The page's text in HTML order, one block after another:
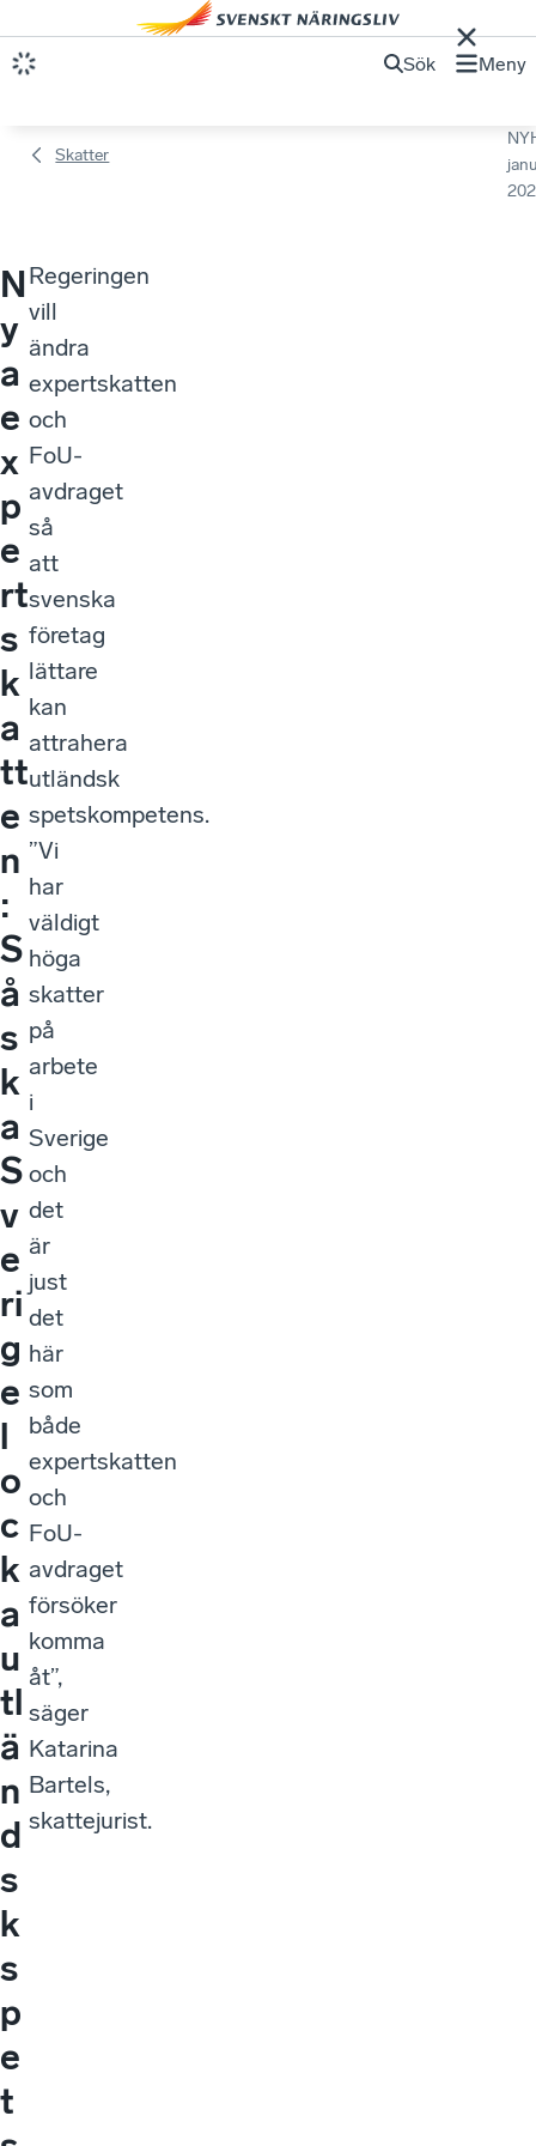
Sök Meny
Skatter
N
y
a
e
x
p
e
rt
s
k
a
tt
e
n
:
S
å
s
k
a
S
v
e
ri
g
e
l
o
c
k
a
u
tl
ä
n
d
s
k
s
p
e
t
Regeringen
vill
ändra
expertskatten
och
FoU-
avdraget
så
att
svenska
företag
lättare
kan
attrahera
utländsk
spetskompetens.
”Vi
har
väldigt
höga
skatter
på
arbete
i
Sverige
och
det
är
just
det
här
som
både
expertskatten
och
FoU-
avdraget
försöker
komma
åt”,
säger
Katarina
Bartels,
skattejurist.